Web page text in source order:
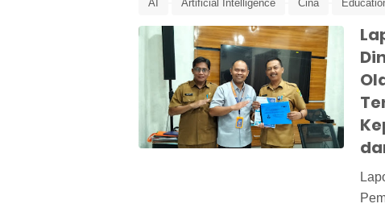
AI Artificial Intelligence Cina
Laporan LPDP LPDP Microcredential
pendidikan Rencana Tindak Lanjut RTL